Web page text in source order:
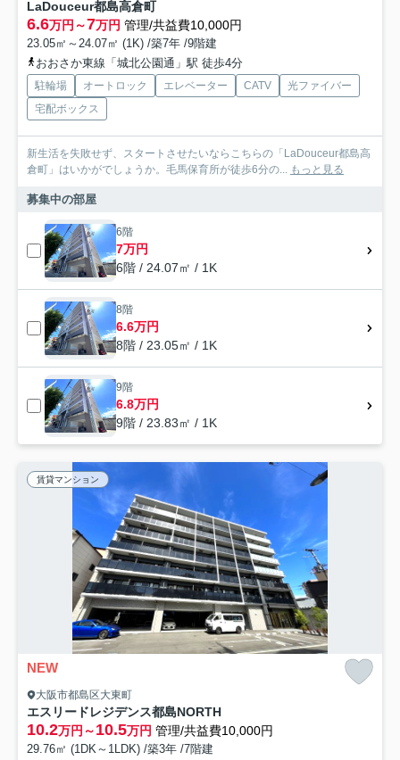
LaDouceur都島高倉町
6.6万円～7万円 管理/共益費10,000円
23.05㎡～24.07㎡ (1K) /築7年 /9階建
おおさか東線「城北公園通」駅 徒歩4分
駐輪場 オートロック エレベーター CATV
光ファイバー
宅配ボックス
新生活を失敗せず、スタートさせたいならこちらの「LaDouceur都島高
倉町」はいかがでしょうか。毛馬保育所が徒歩6分の... もっと見る
募集中の部屋
6階
7万円
6階 / 24.07㎡ / 1K
8階
6.6万円
8階 / 23.05㎡ / 1K
9階
6.8万円
9階 / 23.83㎡ / 1K
賃貸マンション
NEW
大阪市都島区大東町
エスリードレジデンス都島NORTH
10.2万円～10.5万円 管理/共益費10,000円
29.76㎡ (1DK～1LDK) /築3年 /7階建